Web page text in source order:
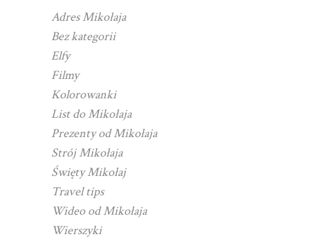
Adres Mikołaja
Bez kategorii
Elfy
Filmy
Kolorowanki
List do Mikołaja
Prezenty od Mikołaja
Strój Mikołaja
Święty Mikołaj
Travel tips
Wideo od Mikołaja
Wierszyki